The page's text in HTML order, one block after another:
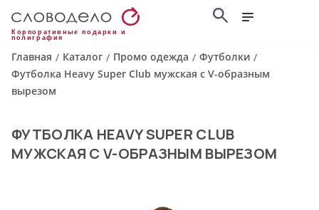
Корпоративные подарки и
полиграфия
Главная / Каталог / Промо одежда / Футболки /
Футболка Heavy Super Club мужская с V-образным
вырезом
ФУТБОЛКА HEAVY SUPER CLUB
МУЖСКАЯ С V-ОБРАЗНЫМ ВЫРЕЗОМ